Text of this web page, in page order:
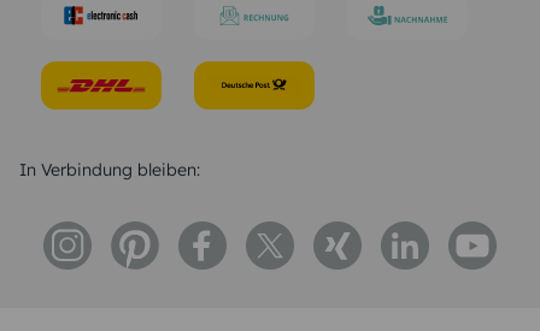
In Verbindung bleiben: